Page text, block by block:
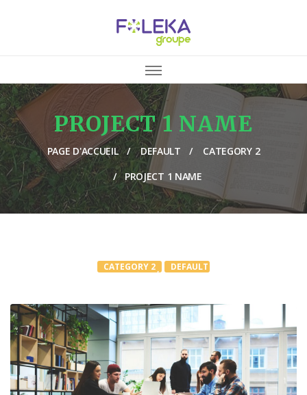
PROJECT 1 NAME
PAGE D'ACCUEIL DEFAULT
CATEGORY 2
PROJECT 1 NAME
CATEGORY 2 DEFAULT